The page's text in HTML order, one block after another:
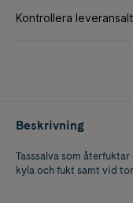
Beskrivning
Tasssalva som
kyla och fukt samt vid